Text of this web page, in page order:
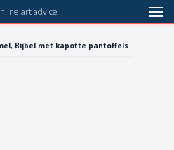
art advice
Bijbel met kapotte pantoffels